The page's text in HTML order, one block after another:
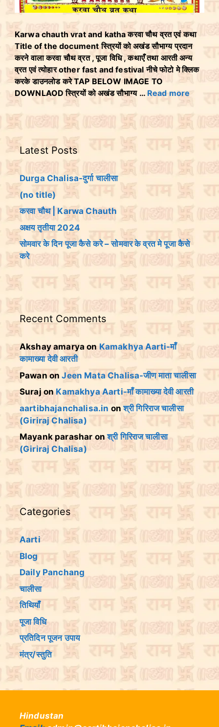
Karwa chauth vrat and katha करवा चौथ व्रत एवं कथा
Title of the document स्त्रियों को अखंड सौभाग्य प्रदान
करने वाला करवा चौथ व्रत , पूजा विधि , कथाएँ तथा आरती अन्य
व्रत एवं त्योहार other fast and festival नीचे फोटो मे क्लिक
करके डाउनलोड करे TAP BELOW IMAGE TO
DOWNLAOD स्त्रियों को अखंड सौभाग्य … Read more
Latest Posts
Durga Chalisa-दुर्गा चालीसा
(no title)
करवा चौथ | Karwa Chauth
अक्षय तृतीया 2024
सोमवार के दिन पूजा कैसे करे – सोमवार के व्रत मे पूजा कैसे
करे
Recent Comments
Akshay amarya onKamakhya Aarti-माँ
कामाख्या देवी आरती
Pawan onJeen Mata Chalisa-जीण माता चालीसा
SurajonKamakhya Aarti-माँ कामाख्या देवी आरती
aartibhajanchalisa.in onश्री गिरिराज चालीसा
(Giriraj Chalisa)
Mayank parashar onश्री गिरिराज चालीसा
(Giriraj Chalisa)
Categories
Aarti
Blog
Daily Panchang
चालीसा
तिथियांँ
पूजा विधि
प्रतिदिन पूजन उपाय
मंत्र/स्तुति
Hindustan